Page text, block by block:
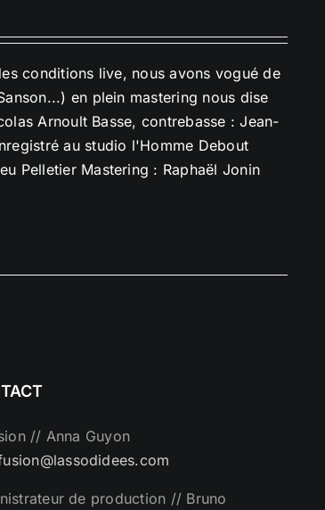
conditions live, nous avons vogué de
en plein mastering nous dise
Arnoult Basse, contrebasse : Jean-
au studio l'Homme Debout
Pelletier Mastering : Raphaël Jonin
// Anna Guyon
de production // Bruno